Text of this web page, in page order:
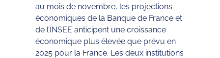
au mois de novembre, les projections
économiques de la Banque de France et
de l’INSEE anticipent une croissance
économique plus élevée que prévu en
2025 pour la France. Les deux institutions